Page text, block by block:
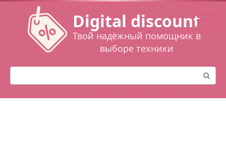
Перейти
контенту
Digital discount
Твой надёжный помощник в
выборе техники
Поиск: